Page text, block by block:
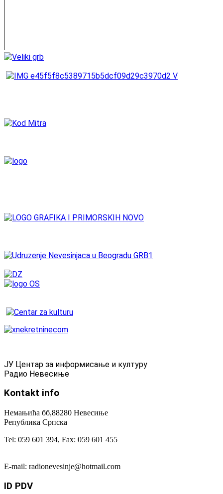
ЈУ Центар за информисање и културу
Радио Невесиње
Kontakt info
Немањића бб,88280 Невесиње
Република Српска
Tel: 059 601 394, Fax: 059 601 455
E-mail: radionevesinje@hotmail.com
ID PDV